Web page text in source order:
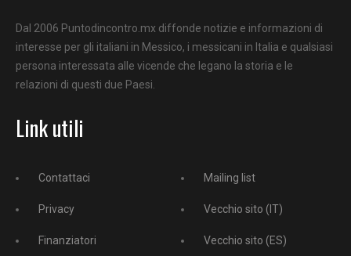
Dal 2006 Puntodincontro.mx diffonde notizie e informazioni di
interesse per gli italiani in Messico, i messicani in Italia e qualsiasi
persona interessata alle vicende che legano la storia e le
relazioni di questi due Paesi.
Link utili
Contattaci
Privacy
Finanziatori
Mailing list
Vecchio sito (IT)
Vecchio sito (ES)